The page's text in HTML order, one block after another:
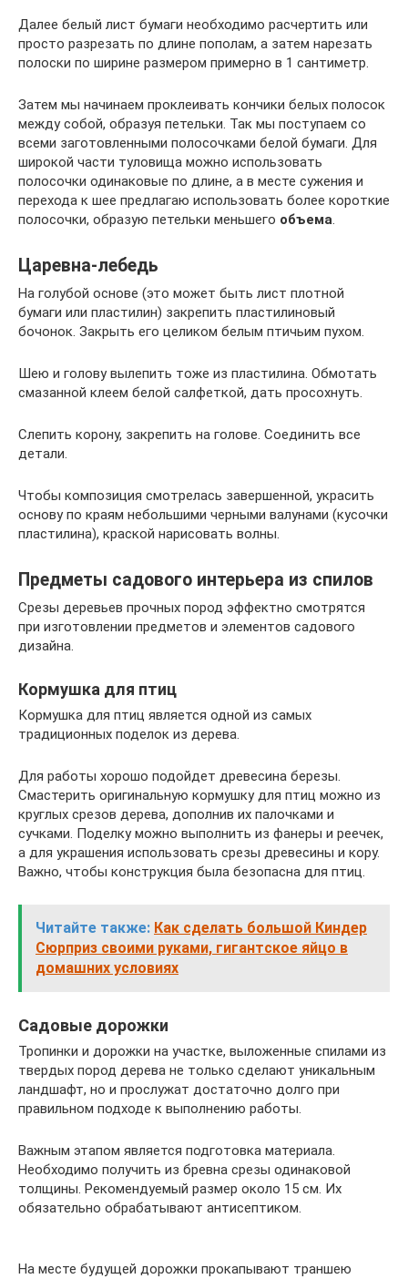
Далее белый лист бумаги необходимо расчертить или
просто разрезать по длине пополам, а затем нарезать
полоски по ширине размером примерно в 1 сантиметр.
Затем мы начинаем проклеивать кончики белых полосок
между собой, образуя петельки. Так мы поступаем со
всеми заготовленными полосочками белой бумаги. Для
широкой части туловища можно использовать
полосочки одинаковые по длине, а в месте сужения и
перехода к шее предлагаю использовать более короткие
полосочки, образую петельки меньшего объема.
Царевна-лебедь
На голубой основе (это может быть лист плотной
бумаги или пластилин) закрепить пластилиновый
бочонок. Закрыть его целиком белым птичьим пухом.
Шею и голову вылепить тоже из пластилина. Обмотать
смазанной клеем белой салфеткой, дать просохнуть.
Слепить корону, закрепить на голове. Соединить все
детали.
Чтобы композиция смотрелась завершенной, украсить
основу по краям небольшими черными валунами (кусочки
пластилина), краской нарисовать волны.
Предметы садового интерьера из спилов
Срезы деревьев прочных пород эффектно смотрятся
при изготовлении предметов и элементов садового
дизайна.
Кормушка для птиц
Кормушка для птиц является одной из самых
традиционных поделок из дерева.
Для работы хорошо подойдет древесина березы.
Смастерить оригинальную кормушку для птиц можно из
круглых срезов дерева, дополнив их палочками и
сучками. Поделку можно выполнить из фанеры и реечек,
а для украшения использовать срезы древесины и кору.
Важно, чтобы конструкция была безопасна для птиц.
Читайте также: Как сделать большой Киндер
Сюрприз своими руками, гигантское яйцо в
домашних условиях
Садовые дорожки
Тропинки и дорожки на участке, выложенные спилами из
твердых пород дерева не только сделают уникальным
ландшафт, но и прослужат достаточно долго при
правильном подходе к выполнению работы.
Важным этапом является подготовка материала.
Необходимо получить из бревна срезы одинаковой
толщины. Рекомендуемый размер около 15 см. Их
обязательно обрабатывают антисептиком.
На месте будущей дорожки прокапывают траншею